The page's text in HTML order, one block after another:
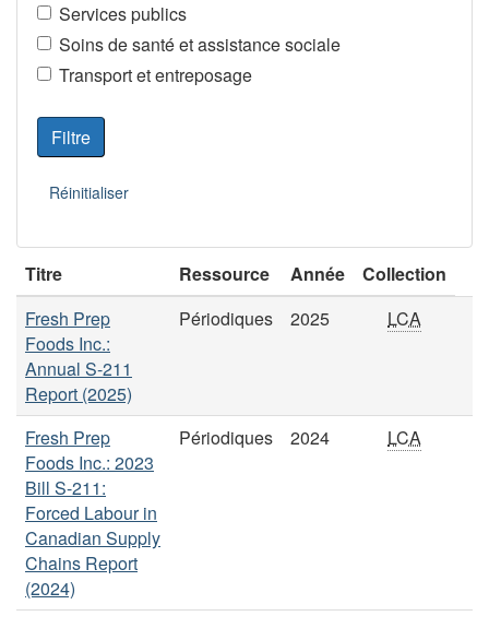
Services publics
Soins de santé et assistance sociale
Transport et entreposage
Titre Ressource Année
Collection
Fresh Prep
Foods Inc.:
Annual S-211
Report (2025)
Périodiques 2025 LCA
Fresh Prep
Foods Inc.: 2023
Bill S-211:
Forced Labour in
Canadian Supply
Chains Report
(2024)
Périodiques 2024 LCA